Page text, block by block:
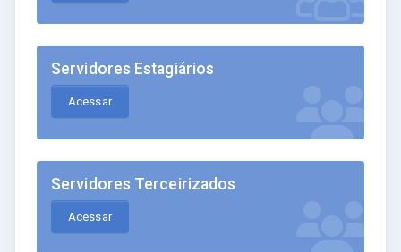
Servidores Estagiários
Acessar
Servidores Terceirizados
Acessar